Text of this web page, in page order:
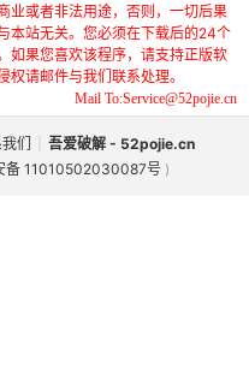
业或者非法用途，否则，一切后果
本站无关。您必须在下载后的24个
如果您喜欢该程序，请支持正版软
请邮件与我们联系处理。
Mail To:Service@52pojie.cn
们
吾爱破解 - 52pojie.cn
备 11010502030087号 )